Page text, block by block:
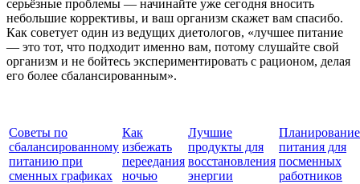
серьёзные проблемы — начинайте уже сегодня вносить
небольшие коррективы, и ваш организм скажет вам спасибо.
Как советует один из ведущих диетологов, «лучшее питание
— это тот, что подходит именно вам, потому слушайте свой
организм и не бойтесь экспериментировать с рационом, делая
его более сбалансированным».
Советы по
сбалансированному
питанию при
сменных графиках
Как
избежать
переедания
ночью
Лучшие
продукты для
восстановления
энергии
Планирование
питания для
посменных
работников